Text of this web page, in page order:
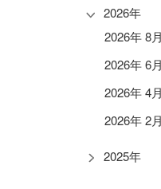
2026年
2026年 8
2026年 6
2026年 4
2026年 2
2025年